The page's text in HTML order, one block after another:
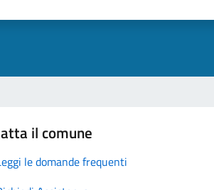
il comune
le domande frequenti